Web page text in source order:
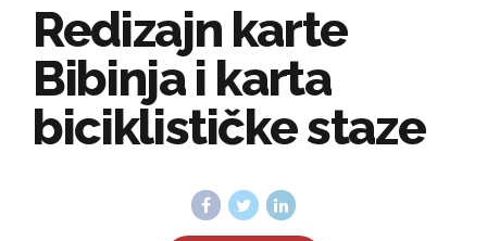
Redizajn karte
Bibinja i karta
biciklističke staze